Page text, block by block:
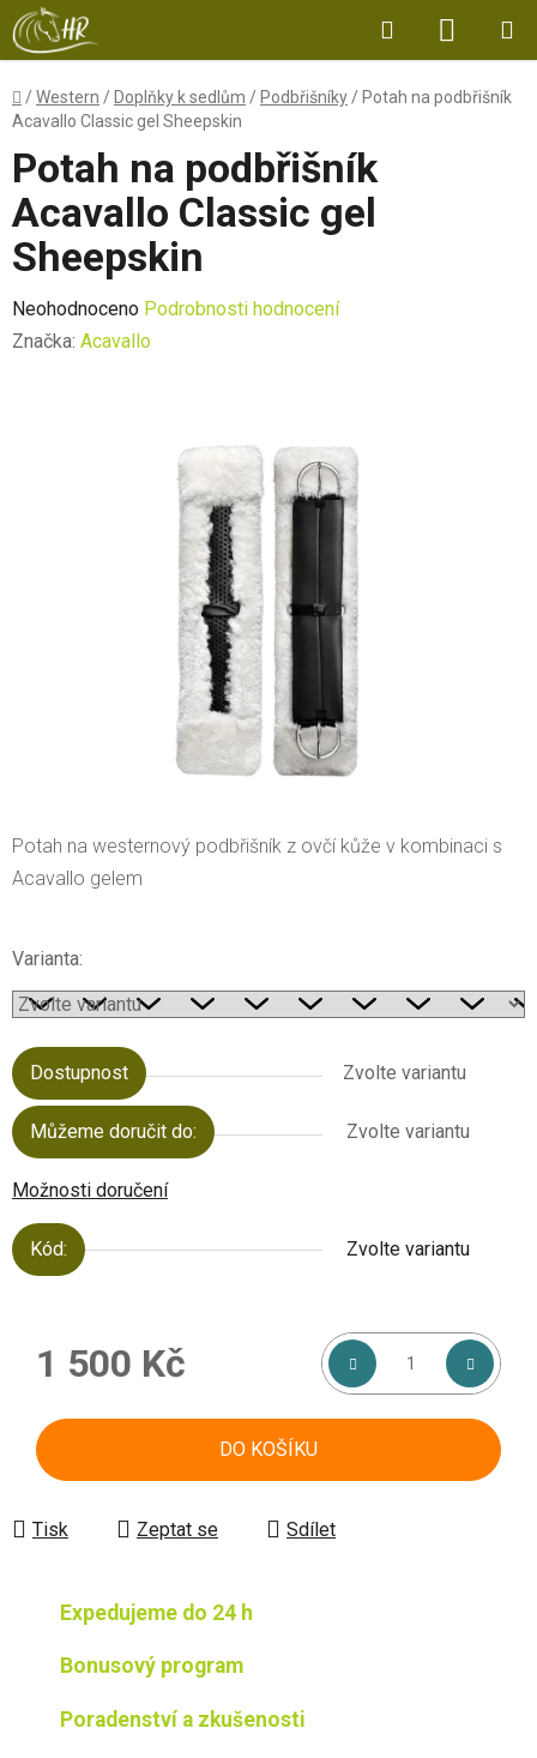
Přejít
na
obsah
Hledat
KOŠÍK
Domů
/Western / Doplňky k sedlům / Podbřišníky / Potah na podbřišník
Acavallo Classic gel Sheepskin
Potah na westernový podbřišník z ovčí kůže v kombinaci s
Acavallo gelem
Varianta:
Dostupnost Zvolte variantu
Můžeme doručit do: Zvolte variantu
Možnosti doručení
Kód: Zvolte variantu
1 500 Kč
DO KOŠÍKU
Tisk Zeptat se Sdílet
Potah na podbřišník
Acavallo Classic gel
Sheepskin
Průměrné
hodnocení
Neohodnoceno Podrobnosti hodnocení
Značka: Acavallo
Expedujeme do 24 h
Bonusový program
Poradenství a zkušenosti